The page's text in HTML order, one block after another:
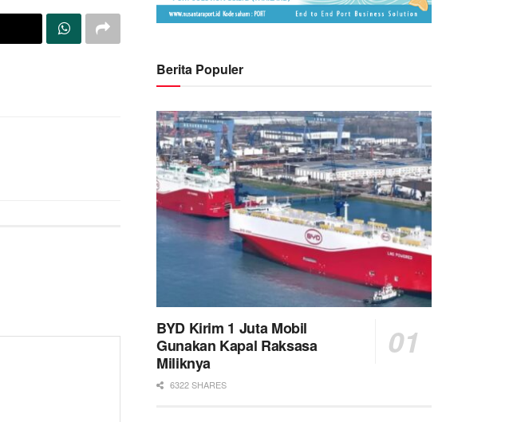
Berita Populer
BYD Kirim 1 Juta Mobil
Gunakan Kapal Raksasa
Miliknya
6322 SHARES